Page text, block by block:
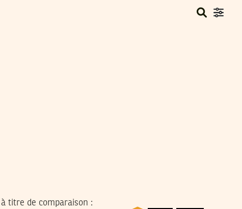
titre de comparaison :